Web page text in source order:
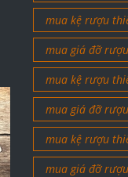
mua kệ rượu
mua giá đỡ
mua kệ rượu
mua giá đỡ
mua kệ rượu
mua giá đỡ